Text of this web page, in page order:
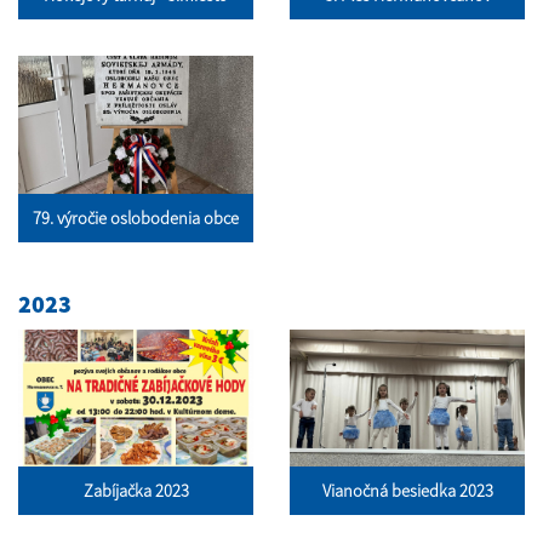
79. výročie oslobodenia obce
2023
Zabíjačka 2023 Vianočná besiedka 2023